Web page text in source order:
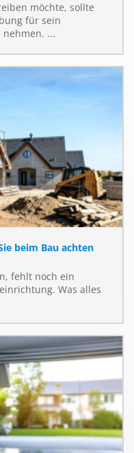
möchte, sollte
für sein
...
beim Bau achten
fehlt noch ein
Was alles